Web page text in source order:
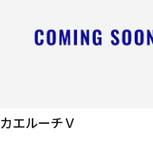
カエルーチＶ